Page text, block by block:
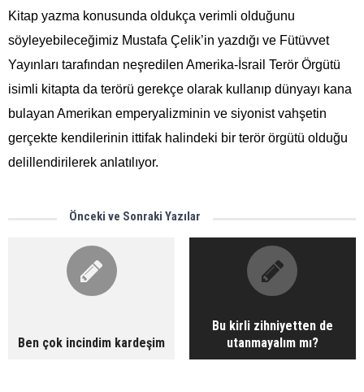
Kitap yazma konusunda oldukça verimli olduğunu
söyleyebileceğimiz Mustafa Çelik’in yazdığı ve Fütüvvet
Yayınları tarafından neşredilen Amerika-İsrail Terör Örgütü
isimli kitapta da terörü gerekçe olarak kullanıp dünyayı kana
bulayan Amerikan emperyalizminin ve siyonist vahşetin
gerçekte kendilerinin ittifak halindeki bir terör örgütü olduğu
delillendirilerek anlatılıyor.
Önceki ve Sonraki Yazılar
Ben çok incindim kardeşim
Bu kirli zihniyetten de
utanmayalım mı?